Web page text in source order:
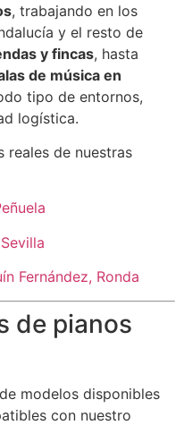
, trabajando en los
y el resto de
y fincas, hasta
de música en
tipo de entornos,
logística.
reales de nuestras
Fernández, Ronda
de pianos
modelos disponibles
con nuestro